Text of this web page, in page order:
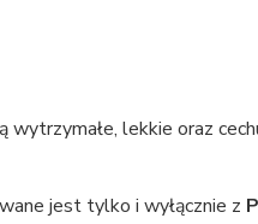
wytrzymałe, lekkie oraz
jest tylko i wyłącznie z